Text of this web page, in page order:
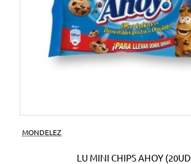
MONDELEZ
LU MINI CHIPS AHOY